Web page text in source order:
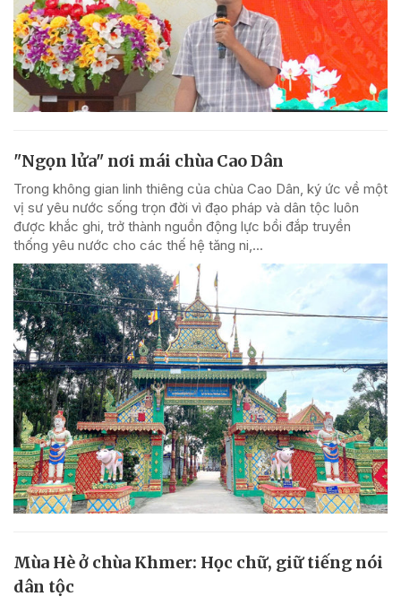
"Ngọn lửa" nơi mái chùa Cao Dân
Trong không gian linh thiêng của chùa Cao Dân, ký ức về một
vị sư yêu nước sống trọn đời vì đạo pháp và dân tộc luôn
được khắc ghi, trở thành nguồn động lực bồi đắp truyền
thống yêu nước cho các thế hệ tăng ni,...
Mùa Hè ở chùa Khmer: Học chữ, giữ tiếng nói
dân tộc